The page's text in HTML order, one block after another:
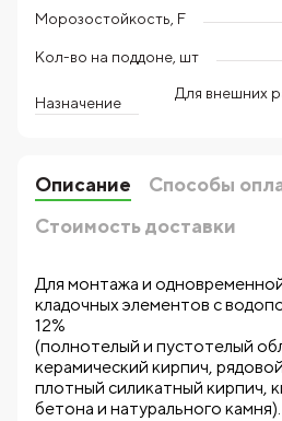
Морозостойкость, F
Кол-во на поддоне, шт
Назначение
Для внешних
Описание
Способы
Стоимость доставки
Для монтажа и
кладочных элементов с
12%
(полнотелый и пустотелый
керамический кирпич,
плотный силикатный кирпич,
бетона и натурального камня).